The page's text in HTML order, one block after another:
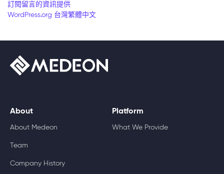
訂閱留言的資訊提供
WordPress.org 台灣繁體中文
About
About Medeon
Team
Company History
Platform
What We Provide